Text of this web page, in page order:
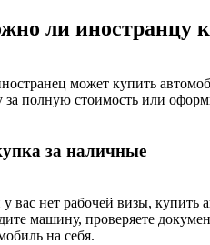
ли иностранцу
может купить
за полную стоимость или
за наличные
вас нет рабочей визы, купить
машину, проверяете
на себя.